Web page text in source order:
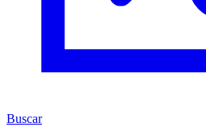
Buscar